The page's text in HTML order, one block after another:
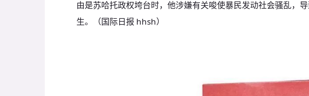
由是苏哈托政权垮台时，他涉嫌有关唆使暴民发动社会骚乱，
生。（国际日报 hhsh）